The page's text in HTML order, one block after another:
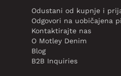
Odustani od kupnje i
Odgovori na uobičajena
Kontaktirajte nas
O Motley Denim
Blog
B2B Inquiries